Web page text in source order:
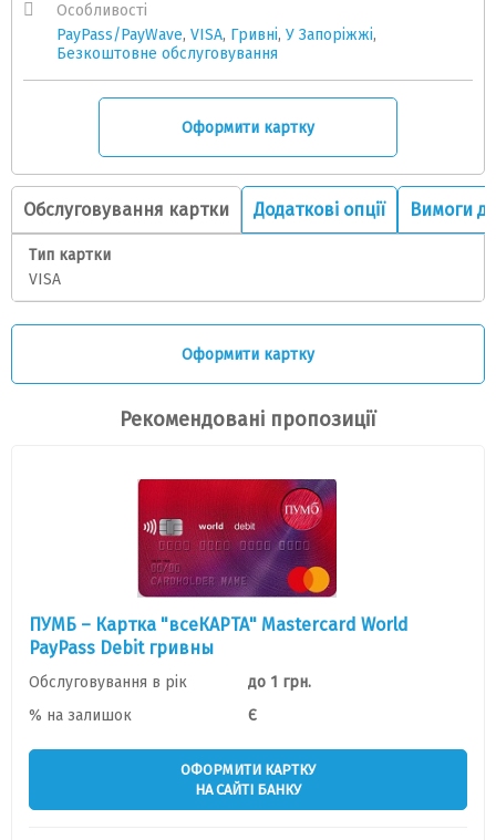
Особливості
PayPass/PayWave, VISA, Гривні, У Запоріжжі,
Безкоштовне обслуговування
Оформити картку
Обслуговування картки Додаткові опції Вимоги
Тип картки
VISA
Оформити картку
Рекомендовані пропозиції
ПУМБ – Картка "всеКАРТА" Mastercard World
PayPass Debit гривны
Обслуговування в рік
до 1 грн.
% на залишок
Є
ОФОРМИТИ КАРТКУ
НА САЙТІ БАНКУ